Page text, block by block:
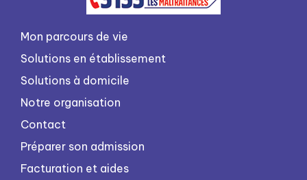
Mon parcours de vie
Solutions en établissement
Solutions à domicile
Notre organisation
Contact
Préparer son admission
Facturation et aides